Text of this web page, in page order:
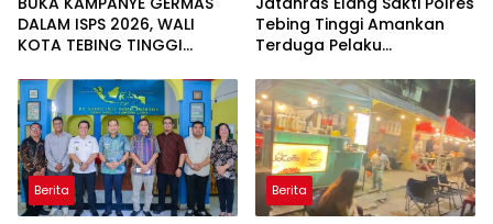
DALAM ISPS 2026, WALI
KOTA TEBING TINGGI
STUNTING
Tebing Tinggi Amankan
Terduga Pelaku
Motor
Berita Berita